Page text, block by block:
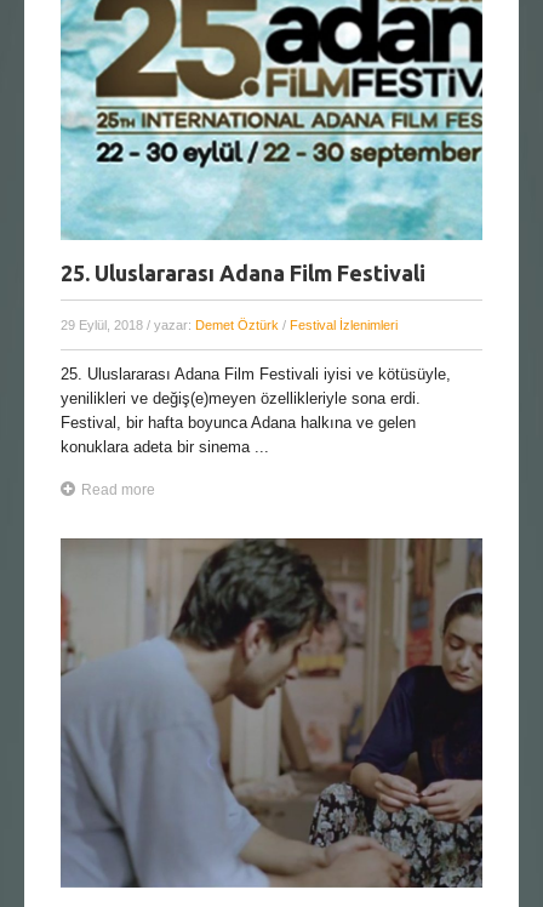
25. Uluslararası Adana Film Festivali
29 Eylül, 2018 / yazar: Demet Öztürk / Festival İzlenimleri
25. Uluslararası Adana Film Festivali iyisi ve kötüsüyle,
yenilikleri ve değiş(e)meyen özellikleriyle sona erdi.
Festival, bir hafta boyunca Adana halkına ve gelen
konuklara adeta bir sinema ...
Read more